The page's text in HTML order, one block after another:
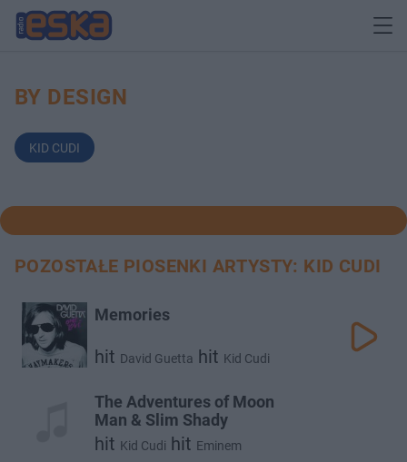
BY DESIGN
KID CUDI
POZOSTAŁE PIOSENKI ARTYSTY: KID CUDI
Memories
hit David Guetta hit Kid Cudi
The Adventures of Moon
Man & Slim Shady
hit Kid Cudi hit Eminem